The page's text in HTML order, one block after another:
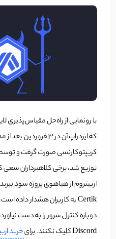
که ایردراپ آن در ۳
توزیع شد، برخی کلاهبرداران
اربیتروم از هیاهوی پروژه سود
دوباره کنترل سرور را به دست
Discord کلیک نکنند. برای
خرید